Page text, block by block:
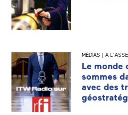
MÉDIAS | A
Le monde
sommes
avec des